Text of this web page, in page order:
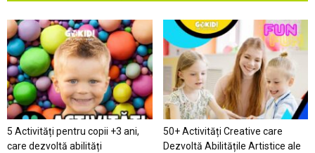
5 Activități pentru copii +3 ani,
care dezvoltă abilități
50+ Activități Creative care
Dezvoltă Abilitățile Artistice ale